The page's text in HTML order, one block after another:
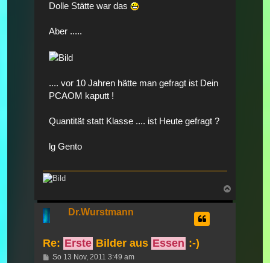
Dolle Stätte war das
Aber .....
.... vor 10 Jahren hätte man gefragt ist Dein
PCAOM kaputt !
Quantität statt Klasse .... ist Heute gefragt ?
lg Gento
Dr.Wurstmann
Re: Erste Bilder aus Essen :-)
Beitrag
So 13 Nov, 2011 3:49 am